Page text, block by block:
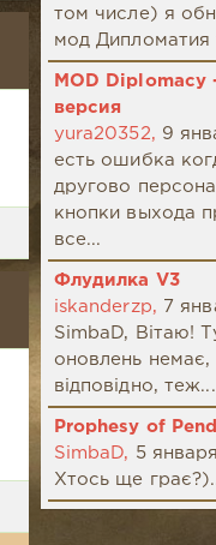
том числе) я
мод Дипломатия
MOD Diplomacy
версия
yura20352, 9
есть ошибка
другово
кнопки выхода
все...
Флудилка V3
iskanderzp,
7
SimbaD, Вітаю!
оновлень немає,
відповідно,
Prophesy of
SimbaD,
5
Хтось ще